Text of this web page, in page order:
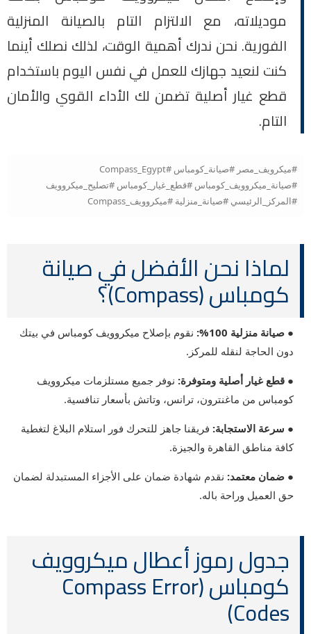
موديلاته، مع الالتزام التام بالصيانة المنزلية
الفورية. نحن ندرك أهمية الوقت، لذلك نصلك أينما
كنت لنعيد جهازك للعمل في نفس اليوم باستخدام
قطع غيار أصلية تضمن لك الأداء القوي والأمان
التام.
#ميكرويف_مصر #صيانة_كومباس #Compass_Egypt
#صيانة_ميكروويف_كومباس #قطع_غيار_كومباس #تصليح_ميكروويف
#المركز_الرئيسي #صيانة_منزلية #ميكروويف_Compass
لماذا نحن الأفضل في صيانة
كومباس (Compass)؟
● صيانة منزلية 100%:
نقوم بإصلاح ميكروويف كومباس في بيتك
دون الحاجة لنقله للمركز.
● قطع غيار أصلية ومتوفرة: نوفر جميع مستلزمات ميكروويف
كومباس من ماغنترون، ترانس، وتاتش بأسعار تنافسية.
● سرعة الاستجابة: فريقنا جاهز للتحرك فور استلام البلاغ لتغطية
كافة مناطق القاهرة والجيزة.
● ضمان معتمد: نقدم شهادة ضمان على الأجزاء المستبدلة لضمان
حق العميل وراحة باله.
جدول رموز أعطال ميكروويف
كومباس (Compass Error
Codes)